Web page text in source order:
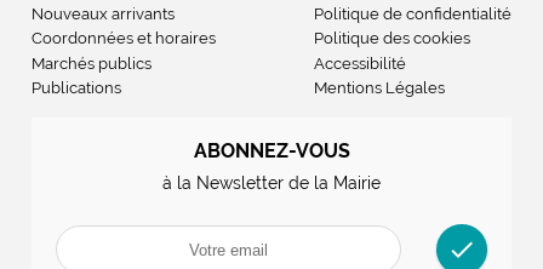
Nouveaux arrivants
Coordonnées et horaires
Marchés publics
Publications
Politique de confidentialité
Politique des cookies
Accessibilité
Mentions Légales
ABONNEZ-VOUS
à la Newsletter de la Mairie
check